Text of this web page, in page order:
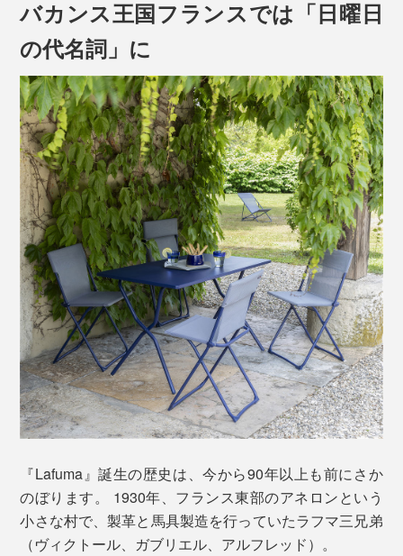
フレームには高張力鋼を採用。ポリエステル100％の粉
体塗料で塗装し、耐久性・耐食性に優れています。足元
には、床をキズつけることがないよう、樹脂パーツがつ
いています。
シートとフレームは同色で、仏ブランドならではのおし
ートホテルのテラスに空間に生まれ変わります。
※同シリーズの「バルコニーテーブル」とはバランスが取れています。
く、立ち座りがラク。ダイニングテーブルとも高さがほ
ぼ合うので、来客用のサブチェアとしても活躍します。
アウトドア用の低すぎるチェアが使いにくいという人に
もおすすめ。
バカンス王国フランスでは「日曜日
の代名詞」に
『Lafuma』誕生の歴史は、今から90年以上も前にさか
のぼります。 1930年、フランス東部のアネロンという
小さな村で、製革と馬具製造を行っていたラフマ三兄弟
（ヴィクトール、ガブリエル、アルフレッド）。